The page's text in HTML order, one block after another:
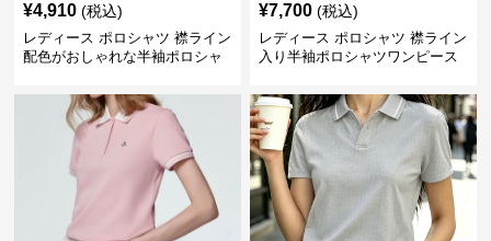
¥4,910 (税込)
レディース ポロシャツ 襟ライン
配色がおしゃれな半袖ポロシャ
¥7,700 (税込)
レディース ポロシャツ 襟ライン
入り半袖ポロシャツワンピース